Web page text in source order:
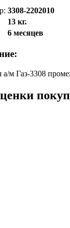
3308-2202010
13 кг.
6 месяцев
а/м Газ-3308